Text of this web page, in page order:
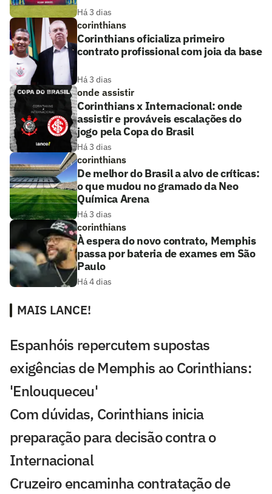
Há 3 dias
corinthians
Corinthians oficializa primeiro
contrato profissional com joia da base
Há 3 dias
onde assistir
Corinthians x Internacional: onde
assistir e prováveis escalações do
jogo pela Copa do Brasil
Há 3 dias
corinthians
De melhor do Brasil a alvo de críticas:
o que mudou no gramado da Neo
Química Arena
Há 3 dias
corinthians
À espera do novo contrato, Memphis
passa por bateria de exames em São
Paulo
Há 4 dias
MAIS LANCE!
Espanhóis repercutem supostas
exigências de Memphis ao Corinthians:
'Enlouqueceu'
Com dúvidas, Corinthians inicia
preparação para decisão contra o
Internacional
Cruzeiro encaminha contratação de